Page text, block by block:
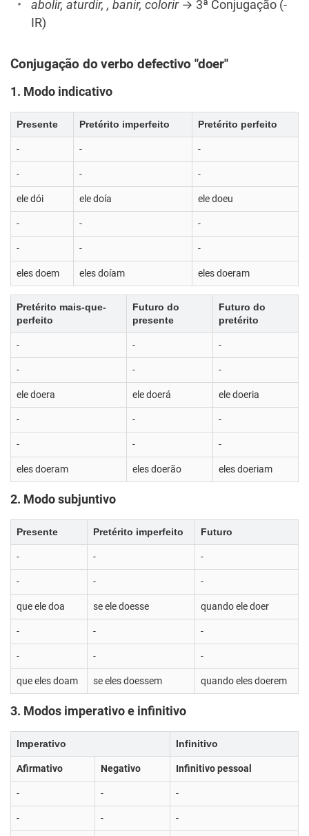
abolir, aturdir, , banir, colorir → 3ª Conjugação (-
IR)
Conjugação do verbo defectivo "doer"
1. Modo indicativo
Presente Pretérito imperfeito Pretérito perfeito
- - -
- - -
ele dói ele doía ele doeu
- - -
- - -
eles doem eles doíam eles doeram
Pretérito mais-que-
perfeito
Futuro do
presente
Futuro do
pretérito
- - -
- - -
ele doera ele doerá ele doeria
- - -
- - -
eles doeram eles doerão eles doeriam
2. Modo subjuntivo
Presente Pretérito imperfeito Futuro
- - -
- - -
que ele doa se ele doesse quando ele doer
- - -
- - -
que eles doam se eles doessem quando eles doerem
3. Modos imperativo e infinitivo
Imperativo Infinitivo
Afirmativo Negativo Infinitivo pessoal
- - -
- - -